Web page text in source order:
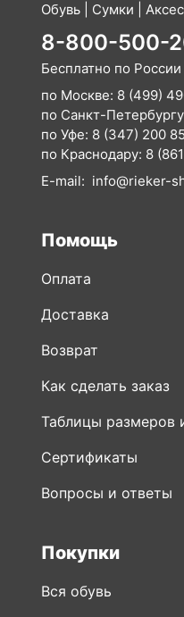
Обувь | Сумки |
8-800-500-
Бесплатно по России
по Москве: 8 (499)
по Санкт-
по Уфе: 8 (347) 200
по Краснодару: 8
E-mail: info@rieker-
Помощь
Оплата
Доставка
Возврат
Как сделать заказ
Таблицы размеров
Сертификаты
Вопросы и ответы
Покупки
Вся обувь